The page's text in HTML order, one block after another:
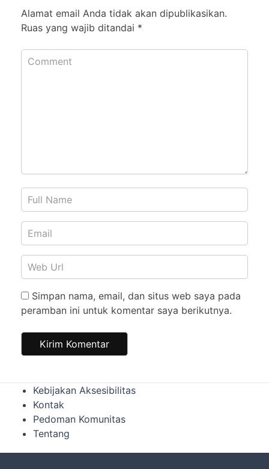
Alamat email Anda tidak akan dipublikasikan.
Ruas yang wajib ditandai *
Simpan nama, email, dan situs web saya pada
peramban ini untuk komentar saya berikutnya.
Kebijakan Aksesibilitas
Kontak
Pedoman Komunitas
Tentang